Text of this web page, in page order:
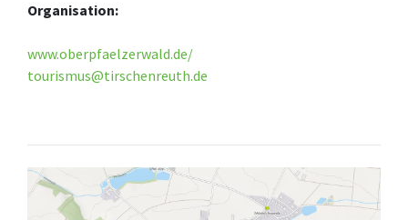
Organisation:
www.oberpfaelzerwald.de/
tourismus@tirschenreuth.de